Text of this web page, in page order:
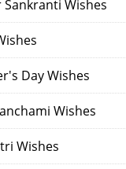
Sankranti Wishes
Day Wishes
Wishes
Wishes